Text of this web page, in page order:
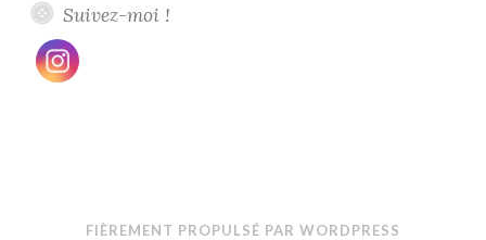
Suivez-moi !
FIÈREMENT PROPULSÉ PAR WORDPRESS